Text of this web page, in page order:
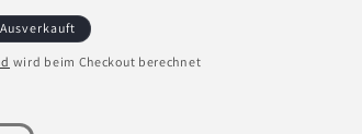
Ausverkauft
wird beim Checkout berechnet